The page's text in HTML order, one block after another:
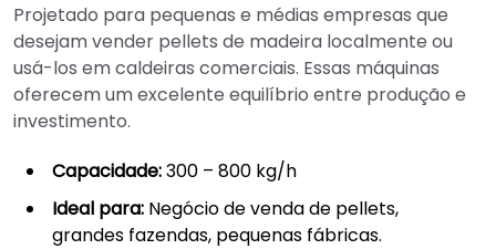
Projetado para pequenas e médias empresas que
desejam vender pellets de madeira localmente ou
usá-los em caldeiras comerciais. Essas máquinas
oferecem um excelente equilíbrio entre produção e
investimento.
Capacidade:300 – 800 kg/h
Ideal para: Negócio de venda de pellets,
grandes fazendas, pequenas fábricas.